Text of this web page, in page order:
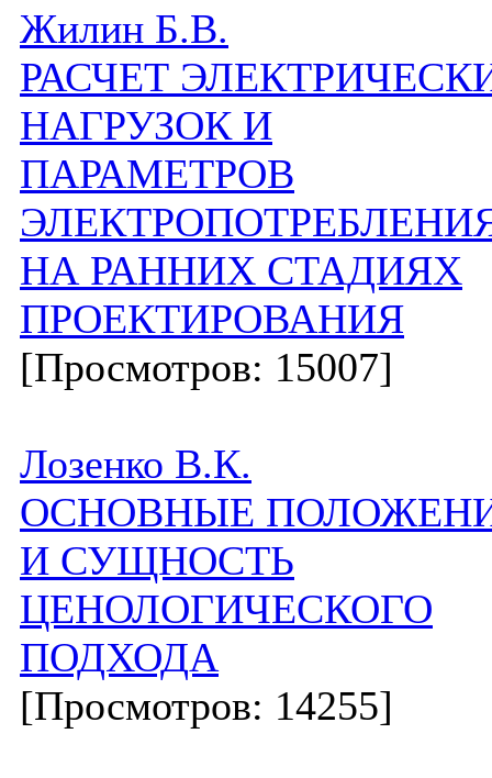
Жилин Б.В.
РАСЧЕТ
НАГРУЗОК И
ПАРАМЕТРОВ
НА РАННИХ СТАДИЯХ
ПРОЕКТИРОВАНИЯ
[Просмотров: 15007]
Лозенко В.К.
ОСНОВНЫЕ
И СУЩНОСТЬ
ЦЕНОЛОГИЧЕСКОГО
ПОДХОДА
[Просмотров: 14255]